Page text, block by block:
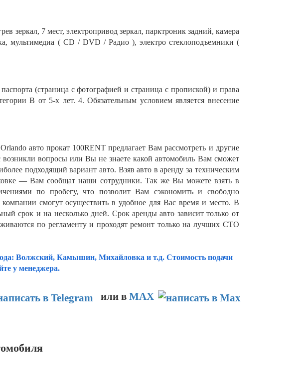
зеркал, 7 мест, электропривод зеркал, парктроник задний, камера
мультимедиа ( CD / DVD / Радио ), электро стеклоподъемники (
(страница с фотографией и страница с пропиской) и права
В от 5-х лет. 4. Обязательным условием является внесение
авто прокат 100RENT предлагает Вам рассмотреть и другие
вопросы или Вы не знаете какой автомобиль Вам сможет
подходящий вариант авто. Взяв авто в аренду за техническим
— Вам сообщат наши сотрудники. Так же Вы можете взять в
по пробегу, что позволит Вам сэкономить и свободно
смогут осуществить в удобное для Вас время и место. В
срок и на несколько дней. Срок аренды авто зависит только от
по регламенту и проходят ремонт только на лучших СТО
Волжский, Камышин, Михайловка и т.д. Стоимость подачи
у менеджера.
или в MAX